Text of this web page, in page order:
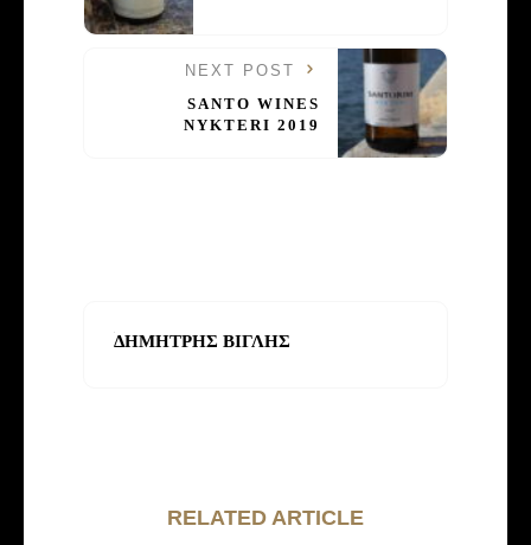
NEXT POST
SANTO WINES
NYKTERI 2019
ΔΗΜΗΤΡΗΣ ΒΙΓΛΗΣ
RELATED ARTICLE